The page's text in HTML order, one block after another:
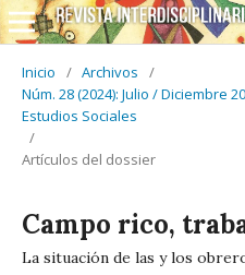
Inicio / Archivos
/
Núm. 28 (2024): Julio / Diciembre
Estudios Sociales
/
Artículos del dossier
Campo rico,
La situación de las y los